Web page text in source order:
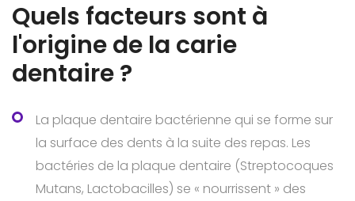
Quels facteurs sont à
l'origine de la carie
dentaire ?
La plaque dentaire bactérienne qui se forme sur
la surface des dents à la suite des repas. Les
bactéries de la plaque dentaire (Streptocoques
Mutans, Lactobacilles) se « nourrissent » des